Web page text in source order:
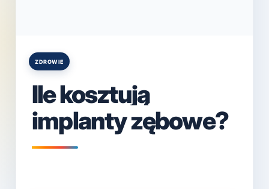
Posted
ZDROWIE
Ile kosztują
implanty zębowe?